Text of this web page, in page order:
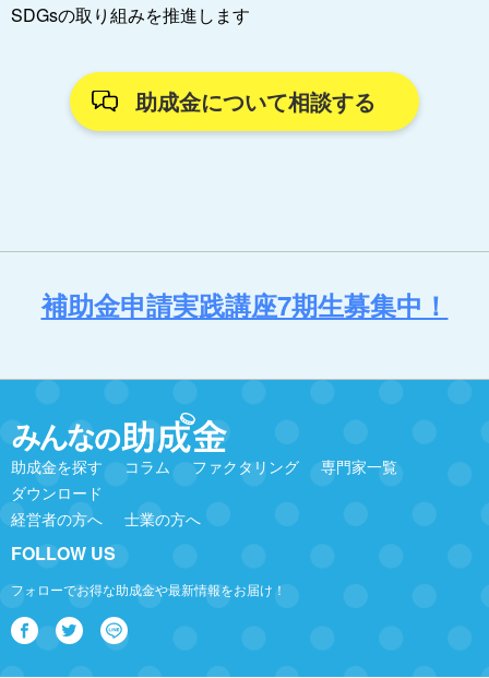
SDGsの取り組みを推進します
助成金について相談する
補助金申請実践講座7期生募集中！
助成金を探す コラム ファクタリング
専門家一覧
ダウンロード
経営者の方へ
士業の方へ
FOLLOW US
フォローでお得な助成金や最新情報をお届け！